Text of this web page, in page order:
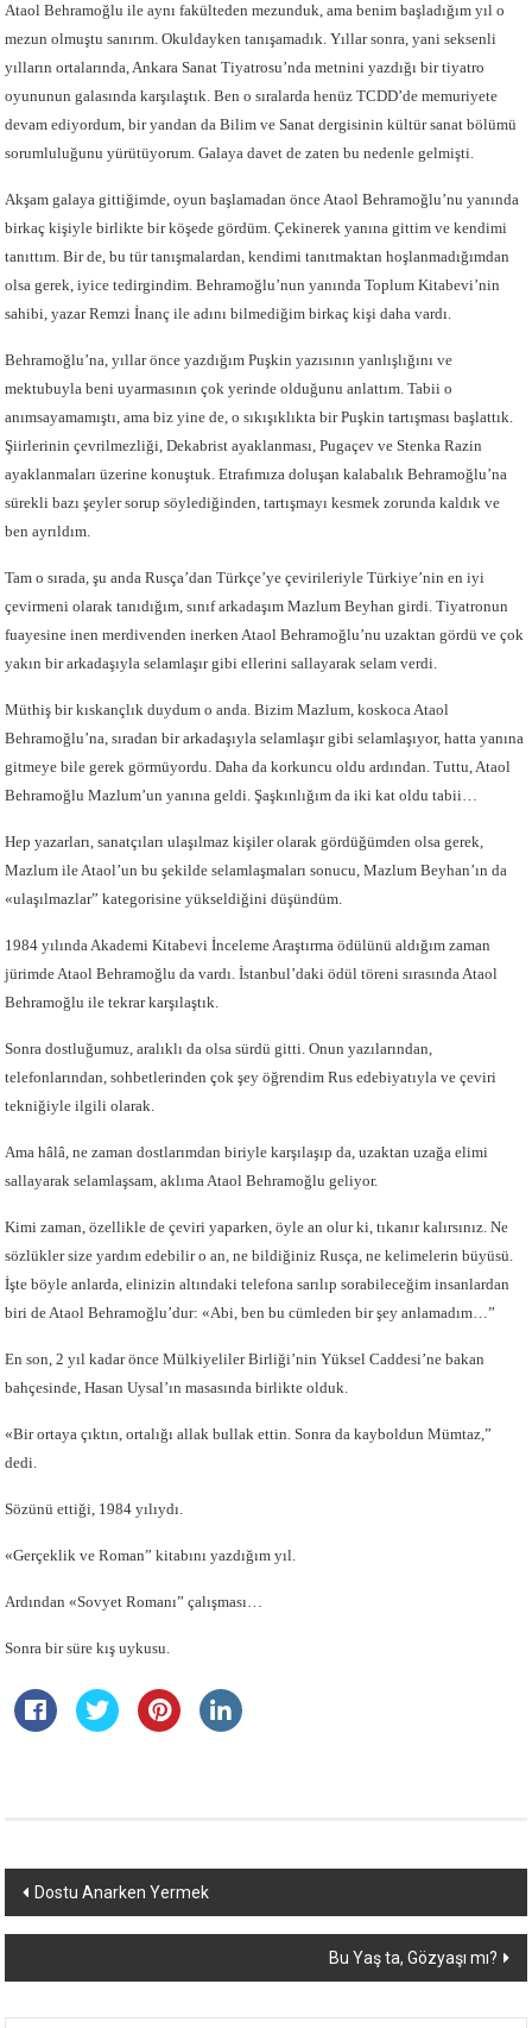
Ataol Behramoğlu ile aynı fakülteden mezunduk, ama benim başladığım yıl o
mezun olmuştu sanırım. Okuldayken tanışamadık. Yıllar sonra, yani seksenli
yılların ortalarında, Ankara Sanat Tiyatrosu’nda metnini yazdığı bir tiyatro
oyununun galasında karşılaştık. Ben o sıralarda henüz TCDD’de memuriyete
devam ediyordum, bir yandan da Bilim ve Sanat dergisinin kültür sanat bölümü
sorumluluğunu yürütüyorum. Galaya davet de zaten bu nedenle gelmişti.
Akşam galaya gittiğimde, oyun başlamadan önce Ataol Behramoğlu’nu yanında
birkaç kişiyle birlikte bir köşede gördüm. Çekinerek yanına gittim ve kendimi
tanıttım. Bir de, bu tür tanışmalardan, kendimi tanıtmaktan hoşlanmadığımdan
olsa gerek, iyice tedirgindim. Behramoğlu’nun yanında Toplum Kitabevi’nin
sahibi, yazar Remzi İnanç ile adını bilmediğim birkaç kişi daha vardı.
Behramoğlu’na, yıllar önce yazdığım Puşkin yazısının yanlışlığını ve
mektubuyla beni uyarmasının çok yerinde olduğunu anlattım. Tabii o
anımsayamamıştı, ama biz yine de, o sıkışıklıkta bir Puşkin tartışması başlattık.
Şiirlerinin çevrilmezliği, Dekabrist ayaklanması, Pugaçev ve Stenka Razin
ayaklanmaları üzerine konuştuk. Etrafımıza doluşan kalabalık Behramoğlu’na
sürekli bazı şeyler sorup söylediğinden, tartışmayı kesmek zorunda kaldık ve
ben ayrıldım.
Tam o sırada, şu anda Rusça’dan Türkçe’ye çevirileriyle Türkiye’nin en iyi
çevirmeni olarak tanıdığım, sınıf arkadaşım Mazlum Beyhan girdi. Tiyatronun
fuayesine inen merdivenden inerken Ataol Behramoğlu’nu uzaktan gördü ve çok
yakın bir arkadaşıyla selamlaşır gibi ellerini sallayarak selam verdi.
Müthiş bir kıskançlık duydum o anda. Bizim Mazlum, koskoca Ataol
Behramoğlu’na, sıradan bir arkadaşıyla selamlaşır gibi selamlaşıyor, hatta yanına
gitmeye bile gerek görmüyordu. Daha da korkuncu oldu ardından. Tuttu, Ataol
Behramoğlu Mazlum’un yanına geldi. Şaşkınlığım da iki kat oldu tabii…
Hep yazarları, sanatçıları ulaşılmaz kişiler olarak gördüğümden olsa gerek,
Mazlum ile Ataol’un bu şekilde selamlaşmaları sonucu, Mazlum Beyhan’ın da
«ulaşılmazlar” kategorisine yükseldiğini düşündüm.
1984 yılında Akademi Kitabevi İnceleme Araştırma ödülünü aldığım zaman
jürimde Ataol Behramoğlu da vardı. İstanbul’daki ödül töreni sırasında Ataol
Behramoğlu ile tekrar karşılaştık.
Sonra dostluğumuz, aralıklı da olsa sürdü gitti. Onun yazılarından,
telefonlarından, sohbetlerinden çok şey öğrendim Rus edebiyatıyla ve çeviri
tekniğiyle ilgili olarak.
Ama hâlâ, ne zaman dostlarımdan biriyle karşılaşıp da, uzaktan uzağa elimi
sallayarak selamlaşsam, aklıma Ataol Behramoğlu geliyor.
Kimi zaman, özellikle de çeviri yaparken, öyle an olur ki, tıkanır kalırsınız. Ne
sözlükler size yardım edebilir o an, ne bildiğiniz Rusça, ne kelimelerin büyüsü.
İşte böyle anlarda, elinizin altındaki telefona sarılıp sorabileceğim insanlardan
biri de Ataol Behramoğlu’dur: «Abi, ben bu cümleden bir şey anlamadım…”
En son, 2 yıl kadar önce Mülkiyeliler Birliği’nin Yüksel Caddesi’ne bakan
bahçesinde, Hasan Uysal’ın masasında birlikte olduk.
«Bir ortaya çıktın, ortalığı allak bullak ettin. Sonra da kayboldun Mümtaz,”
dedi.
Sözünü ettiği, 1984 yılıydı.
«Gerçeklik ve Roman” kitabını yazdığım yıl.
Ardından «Sovyet Romanı” çalışması…
Sonra bir süre kış uykusu.
Yazı
dolaşımı
Dostu Anarken Yermek
Bu Yaş ta, Gözyaşı mı?